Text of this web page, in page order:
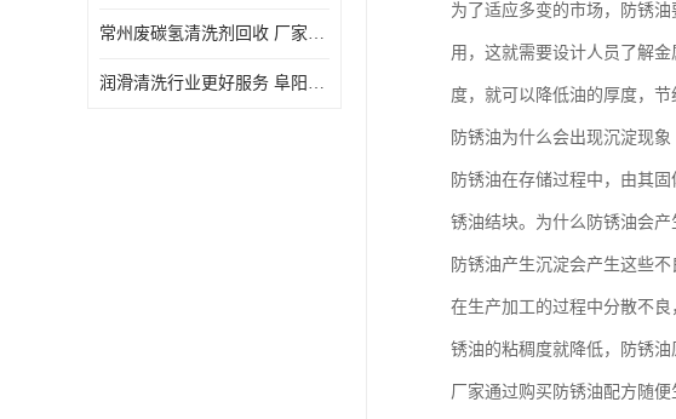
常州废碳氢清洗剂回收 厂家价格
润滑清洗行业更好服务 阜阳回收废防锈油
为了适应多变的市场，防锈
用，这就需要设计人员了解
度，就可以降低油的厚度，节
防锈油为什么会出现沉淀现象
防锈油在存储过程中，由其
锈油结块。为什么防锈油会产
防锈油产生沉淀会产生这些不
在生产加工的过程中分散不
锈油的粘稠度就降低，防锈
厂家通过购买防锈油配方随